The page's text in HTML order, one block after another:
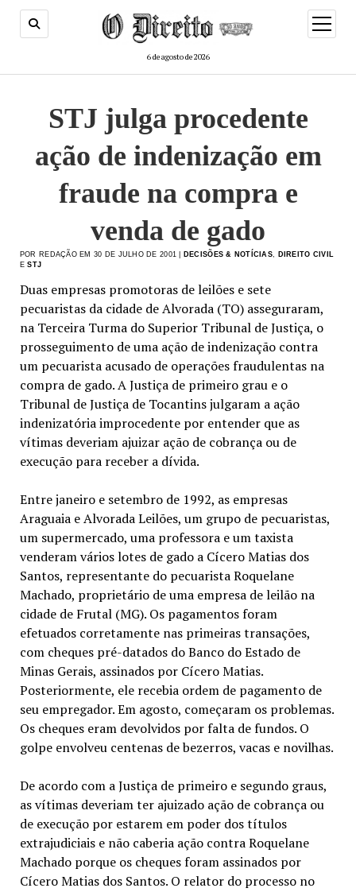
6 de agosto de 2026
menu
de
STJ julga procedente
ação de indenização em
fraude na compra e
venda de gado
POR REDAÇÃO EM 30 DE JULHO DE 2001 | DECISÕES & NOTÍCIAS
DIREITO CIVIL
ESTJ
Duas empresas promotoras de leilões e sete
pecuaristas da cidade de Alvorada (TO) asseguraram,
na Terceira Turma do Superior Tribunal de Justiça, o
prosseguimento de uma ação de indenização contra
um pecuarista acusado de operações fraudulentas na
compra de gado. A Justiça de primeiro grau e o
Tribunal de Justiça de Tocantins julgaram a ação
indenizatória improcedente por entender que as
vítimas deveriam ajuizar ação de cobrança ou de
execução para receber a dívida.
Entre janeiro e setembro de 1992, as empresas
Araguaia e Alvorada Leilões, um grupo de pecuaristas,
um supermercado, uma professora e um taxista
venderam vários lotes de gado a Cícero Matias dos
Santos, representante do pecuarista Roquelane
Machado, proprietário de uma empresa de leilão na
cidade de Frutal (MG). Os pagamentos foram
efetuados corretamente nas primeiras transações,
com cheques pré-datados do Banco do Estado de
Minas Gerais, assinados por Cícero Matias.
Posteriormente, ele recebia ordem de pagamento de
seu empregador. Em agosto, começaram os problemas.
Os cheques eram devolvidos por falta de fundos. O
golpe envolveu centenas de bezerros, vacas e novilhas.
De acordo com a Justiça de primeiro e segundo graus,
as vítimas deveriam ter ajuizado ação de cobrança ou
de execução por estarem em poder dos títulos
extrajudiciais e não caberia ação contra Roquelane
Machado porque os cheques foram assinados por
Cícero Matias dos Santos. O relator do processo no